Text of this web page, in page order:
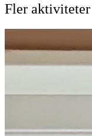
Fler aktiviteter